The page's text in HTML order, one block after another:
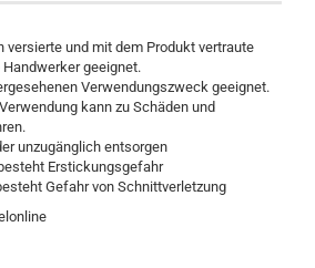
versierte und mit dem Produkt vertraute
geeignet.
Verwendungszweck geeignet.
kann zu Schäden und
unzugänglich entsorgen
Erstickungsgefahr
Gefahr von Schnittverletzung